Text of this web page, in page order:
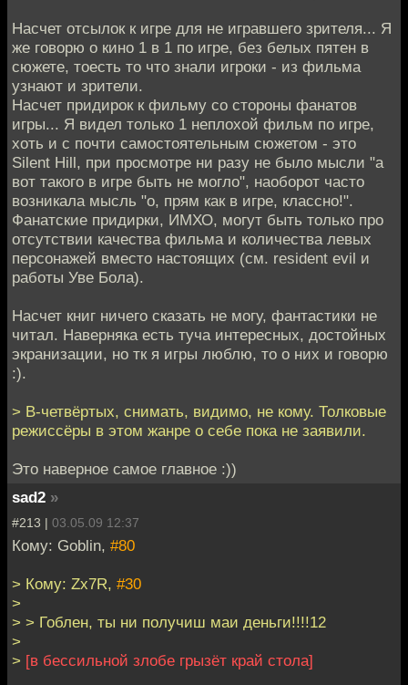
Насчет отсылок к игре для не игравшего зрителя... Я
же говорю о кино 1 в 1 по игре, без белых пятен в
сюжете, тоесть то что знали игроки - из фильма
узнают и зрители.
Насчет придирок к фильму со стороны фанатов
игры... Я видел только 1 неплохой фильм по игре,
хоть и с почти самостоятельным сюжетом - это
Silent Hill, при просмотре ни разу не было мысли "а
вот такого в игре быть не могло", наоборот часто
возникала мысль "о, прям как в игре, классно!".
Фанатские придирки, ИМХО, могут быть только про
отсутствии качества фильма и количества левых
персонажей вместо настоящих (см. resident evil и
работы Уве Бола).
Насчет книг ничего сказать не могу, фантастики не
читал. Наверняка есть туча интересных, достойных
экранизации, но тк я игры люблю, то о них и говорю
:).
> В-четвёртых, снимать, видимо, не кому. Толковые
режиссёры в этом жанре о себе пока не заявили.
Это наверное самое главное :))
sad2 »
#213 | 03.05.09 12:37
Кому: Goblin, #80
> Кому: Zx7R, #30
>
> > Гоблен, ты ни получиш маи деньги!!!!12
>
> [в бессильной злобе грызёт край стола]